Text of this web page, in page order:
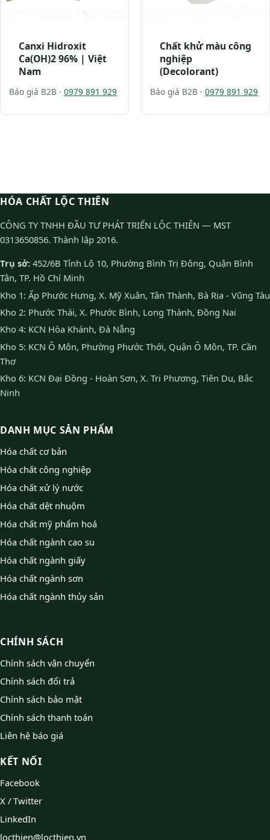
Canxi Hidroxit
Ca(OH)2 96% | Việt
Nam
Báo giá B2B · 0979 891 929
Chất khử màu công
nghiệp
(Decolorant)
Báo giá B2B · 0979 891 929
HÓA CHẤT LỘC THIÊN
CÔNG TY TNHH ĐẦU TƯ PHÁT TRIỂN LỘC THIÊN — MST
0313650856. Thành lập 2016.
Trụ sở: 452/6B Tỉnh Lộ 10, Phường Bình Trị Đông, Quận Bình
Tân, TP. Hồ Chí Minh
Kho 1: Ấp Phước Hưng, X. Mỹ Xuân, Tân Thành, Bà Rịa - Vũng Tàu
Kho 2: Phước Thái, X. Phước Bình, Long Thành, Đồng Nai
Kho 4: KCN Hòa Khánh, Đà Nẵng
Kho 5: KCN Ô Môn, Phường Phước Thới, Quận Ô Môn, TP. Cần
Thơ
Kho 6: KCN Đại Đồng - Hoàn Sơn, X. Tri Phương, Tiên Du, Bắc
Ninh
DANH MỤC SẢN PHẨM
Hóa chất cơ bản
Hóa chất công nghiệp
Hóa chất xử lý nước
Hóa chất dệt nhuộm
Hóa chất mỹ phẩm hoá
Hóa chất ngành cao su
Hóa chất ngành giấy
Hóa chất ngành sơn
Hóa chất ngành thủy sản
CHÍNH SÁCH
Chính sách vận chuyển
Chính sách đổi trả
Chính sách bảo mật
Chính sách thanh toán
Liên hệ báo giá
KẾT NỐI
Facebook
X / Twitter
LinkedIn
locthien@locthien.vn